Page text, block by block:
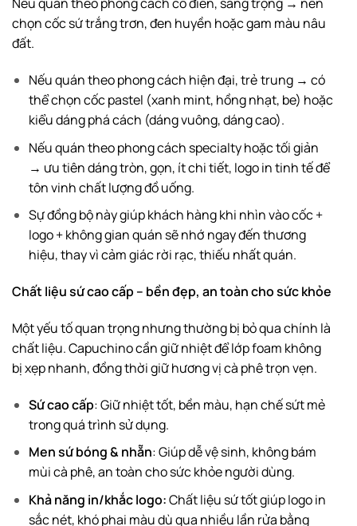
Nếu quán theo phong cách cổ điển, sang trọng → nên
chọn cốc sứ trắng trơn, đen huyền hoặc gam màu nâu
đất.
Nếu quán theo phong cách hiện đại, trẻ trung → có
thể chọn cốc pastel (xanh mint, hồng nhạt, be) hoặc
kiểu dáng phá cách (dáng vuông, dáng cao).
Nếu quán theo phong cách specialty hoặc tối giản
→ ưu tiên dáng tròn, gọn, ít chi tiết, logo in tinh tế để
tôn vinh chất lượng đồ uống.
Sự đồng bộ này giúp khách hàng khi nhìn vào cốc +
logo + không gian quán sẽ nhớ ngay đến thương
hiệu, thay vì cảm giác rời rạc, thiếu nhất quán.
Chất liệu sứ cao cấp – bền đẹp, an toàn cho sức khỏe
Một yếu tố quan trọng nhưng thường bị bỏ qua chính là
chất liệu. Capuchino cần giữ nhiệt để lớp foam không
bị xẹp nhanh, đồng thời giữ hương vị cà phê trọn vẹn.
Sứ cao cấp: Giữ nhiệt tốt, bền màu, hạn chế sứt mẻ
trong quá trình sử dụng.
Men sứ bóng & nhẵn: Giúp dễ vệ sinh, không bám
mùi cà phê, an toàn cho sức khỏe người dùng.
Khả năng in/khắc logo:Chất liệu sứ tốt giúp logo in
sắc nét, khó phai màu dù qua nhiều lần rửa bằng